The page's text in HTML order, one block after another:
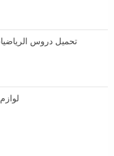
تحميل دروس الرياضيات
لوازم